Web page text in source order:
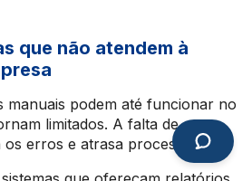
que não atendem à
manuais podem até funcionar no
limitados. A falta de
erros e atrasa processos.